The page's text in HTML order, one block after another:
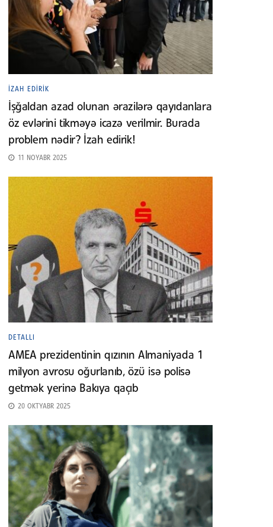
İZAH EDIRIK
İşğaldan azad olunan ərazilərə qayıdanlara
öz evlərini tikməyə icazə verilmir. Burada
problem nədir? İzah edirik!
11 NOYABR 2025
DETALLI
AMEA prezidentinin qızının Almaniyada 1
milyon avrosu oğurlanıb, özü isə polisə
getmək yerinə Bakıya qaçıb
20 OKTYABR 2025